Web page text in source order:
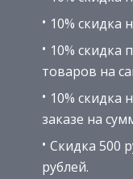
10% скидка
10% скидка
товаров на
10% скидка
заказе на
Скидка 500
рублей.